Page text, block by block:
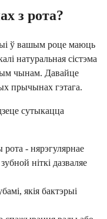
з рота?
ў вашым роце маюць
натуральная сістэма
чынам. Давайце
прычынах гэтага.
сутыкацца
рота - нярэгулярнае
ніткі дазваляе
якія бактэрыі